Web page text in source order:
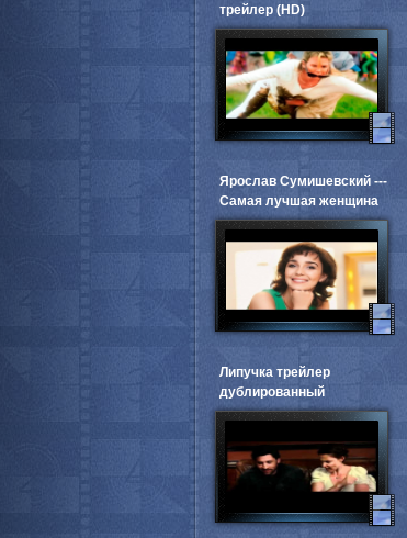
трейлер (HD)
Ярослав Сумишевский ---
Самая лучшая женщина
Липучка трейлер
дублированный